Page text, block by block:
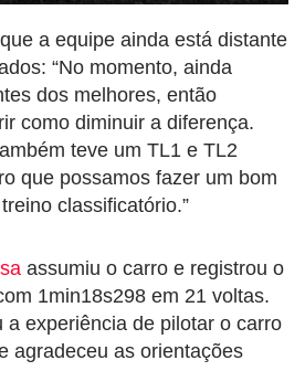
a equipe ainda está distante
“No momento, ainda
dos melhores, então
como diminuir a diferença.
teve um TL1 e TL2
que possamos fazer um bom
classificatório.”
assumiu o carro e registrou o
1min18s298 em 21 voltas.
a experiência de pilotar o carro
agradeceu as orientações